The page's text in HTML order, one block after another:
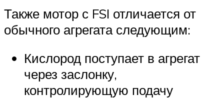
Также мотор с FSI отличается от
обычного агрегата следующим:
Кислород поступает в агрегат
через заслонку,
контролирующую подачу